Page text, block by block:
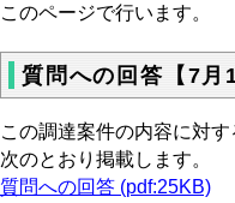
このページで行います。
質問への回答【7月
この調達案件の内容に対
次のとおり掲載します。
質問への回答 (pdf:25KB)